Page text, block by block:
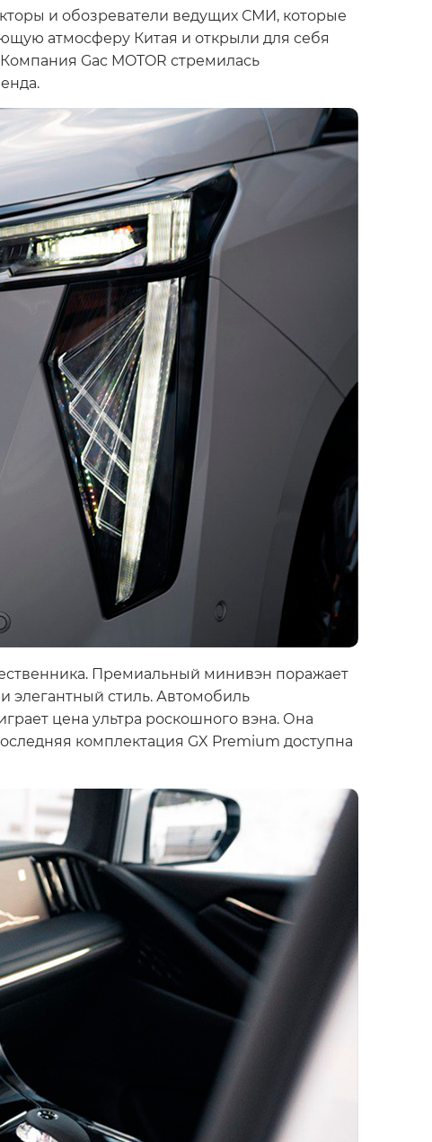
и обозреватели ведущих СМИ, которые
атмосферу Китая и открыли для себя
Gac MOTOR стремилась
Премиальный минивэн поражает
элегантный стиль. Автомобиль
цена ультра роскошного вэна. Она
комплектация GX Premium доступна